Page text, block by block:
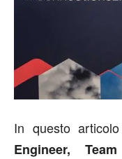
In questo
Engineer,